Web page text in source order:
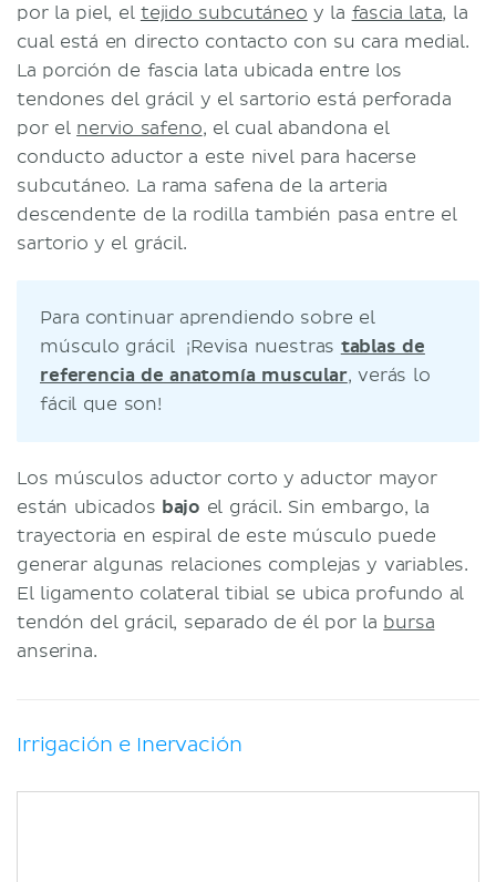
por la piel, el tejido subcutáneo y la fascia lata, la
cual está en directo contacto con su cara medial.
La porción de fascia lata ubicada entre los
tendones del grácil y el sartorio está perforada
por el nervio safeno, el cual abandona el
conducto aductor a este nivel para hacerse
subcutáneo. La rama safena de la arteria
descendente de la rodilla también pasa entre el
sartorio y el grácil.
Para continuar aprendiendo sobre el
músculo grácil ¡Revisa nuestras tablas de
referencia de anatomía muscular, verás lo
fácil que son!
Los músculos aductor corto y aductor mayor
están ubicados bajo el grácil. Sin embargo, la
trayectoria en espiral de este músculo puede
generar algunas relaciones complejas y variables.
El ligamento colateral tibial se ubica profundo al
tendón del grácil, separado de él por la bursa
anserina.
Irrigación e Inervación